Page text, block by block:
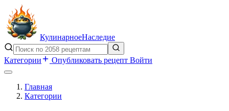
КулинарноеНаследие
Категории Опубликовать рецепт Войти
Главная
Категории